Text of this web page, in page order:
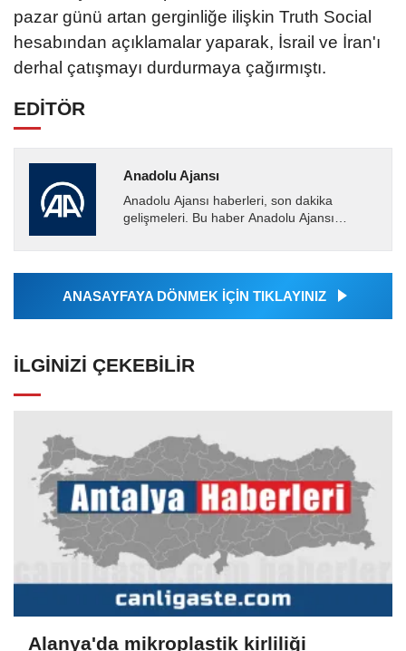
pazar günü artan gerginliğe ilişkin Truth Social
hesabından açıklamalar yaparak, İsrail ve İran'ı
derhal çatışmayı durdurmaya çağırmıştı.
EDİTÖR
Anadolu Ajansı
Anadolu Ajansı haberleri, son dakika
gelişmeleri. Bu haber Anadolu Ajansı
tarafından geçilen tüm...
ANASAYFAYA DÖNMEK İÇİN TIKLAYINIZ
İLGINIZI ÇEKEBILIR
Alanya'da mikroplastik kirliliği